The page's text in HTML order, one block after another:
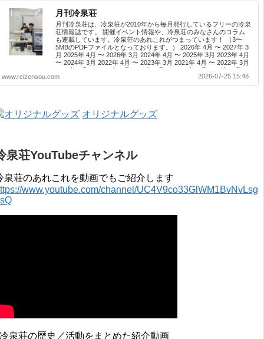
月刊冷泉荘
月刊冷泉荘は、冷泉荘が2010年から毎月発行しているフリーの冷泉
荘情報誌です。 開催イベント情報や、冷泉荘のみなさんのコラム
も連載しています。冷泉荘のあれこれがつまっています！ （3〜
5MBのPDFファイルとなっております。） 2026年 4月 〜 2027年 3
月 2025年 4月 〜 2026年 3月 2024年 4月 〜 2025年 3月 2023年 4月
〜 2024年 3月 2022年 4月 〜 2023年 3月 2021年 4月 〜 2022年 3月
2019年 3月 2017年 4月 〜 2018年 3月 2016年 4月 〜 2017年 3月
2015年 4月 〜 2016年 3月 2014年 4月 〜 2015年 3月 2013...
www.reizensou.com 2026-07-25 15:48
オリジナルグッズ
泉荘YouTubeチャンネル
泉荘のあれこれを動画でもご紹介します
www.youtube.com/channel/UC4V9co33GlWM1BvNvLsg
泉荘の歴史／活動をまとめた紹介動画